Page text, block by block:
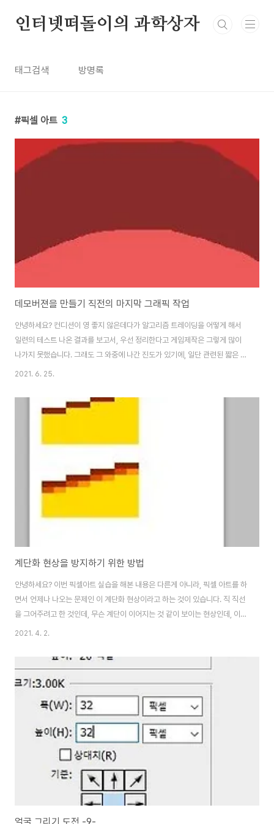
인터넷떠돌이의 과학상자
태그검색 방명록
픽셀 아트 3
데모버젼을 만들기 직전의 마지막 그래픽 작업
안녕하세요? 컨디션이 영 좋지 않은데다가 알고리즘 트레이딩을 어떻게 해서
일련의 테스트 나온 결과를 보고서, 우선 정리한다고 게임제작은 그렇게 많이
나가지 못했습니다. 그래도 그 와중에 나간 진도가 있기에, 일단 관련된 짧은 내
용이라도 보고를 겸해서 올리도록 하고, 슬슬 유니티에서 작업을 시작해야 합
압창입니다. 여기서 확인할 수 있는 것으로는 역시 경험치를 갈아서 나온 결과
인데, 어디까지나 그라인더의 입에서 나온다고 이렇게 표현을 했습니다. 그리
이 업그레이드 구매씬에서 어떻게 배경을 집어넣기는 했습니다. 이렇게 해서
2021. 6. 25.
계단화 현상을 방지하기 위한 방법
안녕하세요? 이번 픽셀아트 실습을 해본 내용은 다른게 아니라, 픽셀 아트를 하
면서 언제나 나오는 문제인 이 계단화 현상이라고 하는 것이 있습니다. 직 직선
을 그어주려고 한 것인데, 무슨 계단이 이어지는 것 같이 보이는 현상인데, 이번
포스팅에서 실습해 보고자 하는 것은 이걸 완화 시켜 주는 방법에 대해서 이야
에서 볼 수 있는 것처럼, 일단은 하나하나 만들어 주도록 합니다. 이 것을 바탕
게 될 레이어를 하나하나 지정해 주도록 합니다. 이렇게 해서 이제 슬슬 실습에
들어갈 준비를 해 보도록 합니다. 먼저 색상을 지정해 놓도록 했습니다. 이 색상
2021. 4. 2.